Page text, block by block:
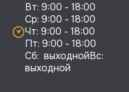
Вт: 9:00 - 18:00
Ср: 9:00 - 18:00
Чт: 9:00 - 18:00
Пт: 9:00 - 18:00
Сб:  выходнойВс:
выходной